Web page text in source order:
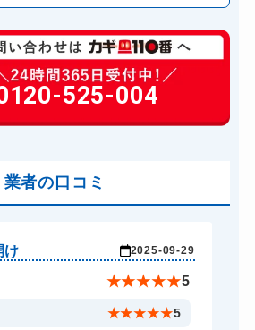
8,800円～(税込)
12,100円～(税込)
9,900円～(税込)
開け
8,800円～(税込)
8,800円～(税込)
け 8,800円～(税込)
525-004
業者の口コミ
け 2025-09-29
★★★★★5
★★★★★5